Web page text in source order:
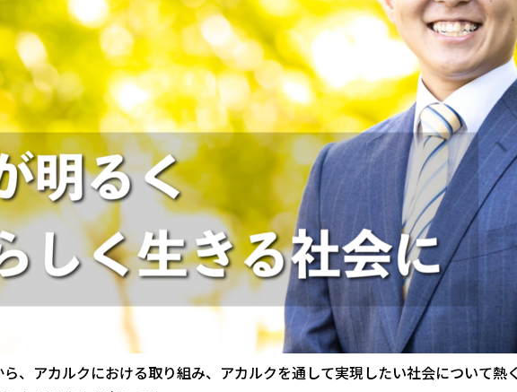
、アカルクにおける取り組み、アカルクを通して実現したい社会について熱